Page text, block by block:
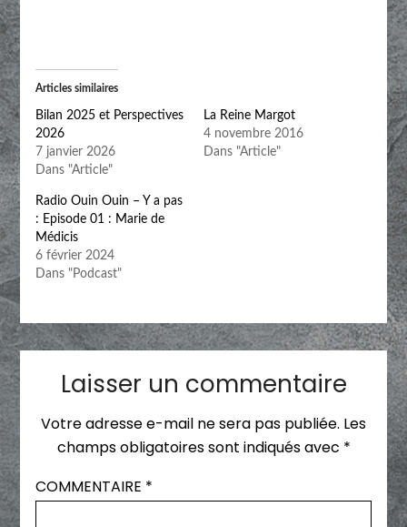
Articles similaires
Bilan 2025 et Perspectives
2026
7 janvier 2026
Dans "Article"
La Reine Margot
4 novembre 2016
Dans "Article"
Radio Ouin Ouin – Y a pas
: Episode 01 : Marie de
Médicis
6 février 2024
Dans "Podcast"
Laisser un commentaire
Votre adresse e-mail ne sera pas publiée. Les
champs obligatoires sont indiqués avec *
COMMENTAIRE *